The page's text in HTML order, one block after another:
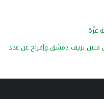
غزّة
منين بريف دمشق وإفراج عن عدد